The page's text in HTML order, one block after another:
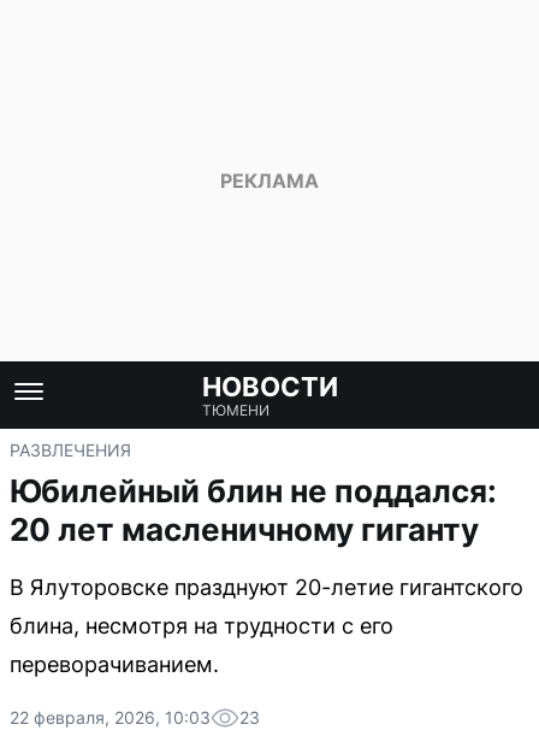
НОВОСТИ
ТЮМЕНИ
РАЗВЛЕЧЕНИЯ
Юбилейный блин не поддался:
20 лет масленичному гиганту
В Ялуторовске празднуют 20-летие гигантского
блина, несмотря на трудности с его
переворачиванием.
22 февраля, 2026, 10:03 23